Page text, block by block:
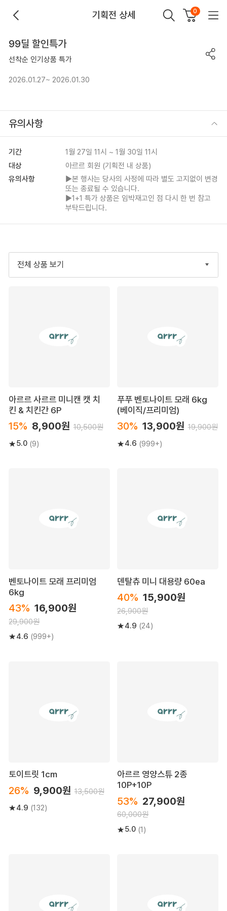
기획전 상세 0
99딜 할인특가
선착순 인기상품 특가
2026.01.27~ 2026.01.30
유의사항
기간
1월 27일 11시 ~ 1월 30일 11시
대상
아르르 회원 (기획전 내 상품)
유의사항
▶본 행사는 당사의 사정에 따라 별도 고지없이 변경
또는 종료될 수 있습니다.
▶1+1 특가 상품은 임박재고인 점 다시 한 번 참고
부탁드립니다.
전체 상품 보기
아르르 사르르 미니캔 캣 치
킨 & 치킨간 6P
15% 8,900원 10,500원
5.0 (9)
푸푸 벤토나이트 모래 6kg
(베이직/프리미엄)
30% 13,900원 19,900원
4.6 (999+)
벤토나이트 모래 프리미엄
6kg
43% 16,900원
29,900원
4.6 (999+)
덴탈츄 미니 대용량 60ea
40% 15,900원
26,900원
4.9 (24)
토이트릿 1cm
26% 9,900원 13,500원
4.9 (132)
아르르 영양스튜 2종
10P+10P
53% 27,900원
60,000원
5.0 (1)